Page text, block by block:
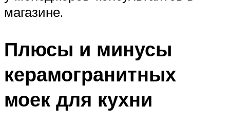
магазине.
Плюсы и минусы
керамогранитных
моек для кухни